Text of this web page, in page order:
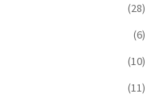
(28)
(6)
(10)
(11)